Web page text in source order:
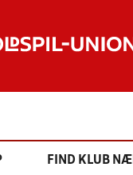
FIND KLUB